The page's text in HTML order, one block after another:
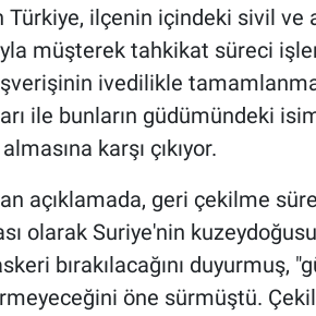
Türkiye, ilçenin içindeki sivil ve
müşterek tahkikat süreci
ivedilikle
ile bunların güdümündeki
karşı çıkıyor.
açıklamada, geri çekilme
olarak Suriye'nin
bırakılacağını duyurmuş,
öne sürmüştü.